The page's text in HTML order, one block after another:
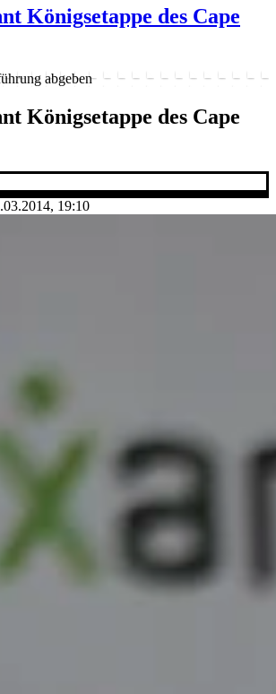
Königsetappe des Cape
abgeben
Königsetappe des Cape
19:10